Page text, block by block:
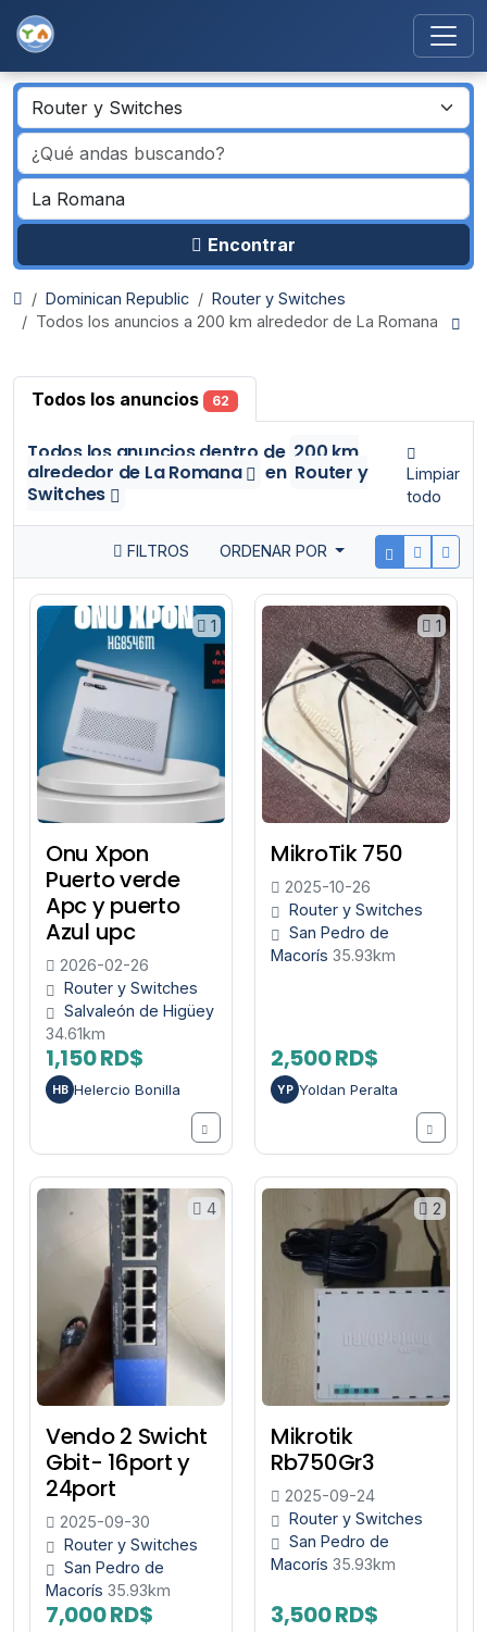
Encontrar
Dominican Republic
Router y Switches
Todos los anuncios a 200 km alrededor de La Romana
Todos los anuncios 62
Todos los anunciosdentro de 200 km
alrededor de La Romana
en Router y
Switches
Limpiar
todo
FILTROS ORDENAR POR
1
Onu Xpon
Puerto verde
Apc y puerto
Azul upc
2026-02-26
Router y Switches
Salvaleón de Higüey
34.61km
1,150 RD$
HB Helercio Bonilla
1
MikroTik 750
2025-10-26
Router y Switches
San Pedro de
Macorís 35.93km
2,500 RD$
YP Yoldan Peralta
4
Vendo 2 Swicht
Gbit- 16port y
24port
2025-09-30
Router y Switches
San Pedro de
Macorís 35.93km
7,000 RD$
2
Mikrotik
Rb750Gr3
2025-09-24
Router y Switches
San Pedro de
Macorís 35.93km
3,500 RD$